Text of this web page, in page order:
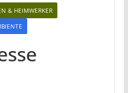
& HEIMWERKER